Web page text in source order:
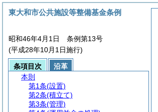
東大和市公共施設等整備基金条例
昭和46年4月1日 条例第13号
(平成28年10月1日施行)
条項目次
沿革
本則
第1条(設置)
第2条(積立て)
第3条(管理)